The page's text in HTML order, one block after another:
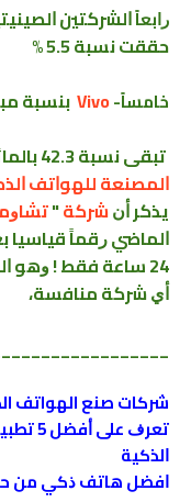
ﺭﺍﺑﻌﺎًﺍﻟﺸﺮﻛﺘﻴﻦ
ﺣﻘﻘﺖ ﻧﺴﺒﺔ 5.5 %
ﺧﺎﻣﺴﺎً-Vivoﺑﻨﺴﺒﺔ
ﺗﺒﻘﻰ ﻧﺴﺒﺔ 42.3 ﺑﺎﻟﻤﺎﺋﺔ ﺗﺘﻘﺎﺳﻤﻬﺎ ﺟﻞ
ﺍﻟﻤﺼﻨﻌﺔ ﻟﻠﻬﻮﺍﺗﻒ
ﻳﺬﻛﺮ ﺃﻥﺷﺮﻛﺔ"
24 ﺳﺎﻋﺔ ﻓﻘﻂ !
ﺃﻱ ﺷﺮﻛﺔ ﻣﻨﺎﻓﺴﺔ،
شركات صنع الهواتف
ﺗﻌﺮﻑ
ﺍﻟﺬﻛﻴﺔ
ﺍﻓﻀﻞ ﻫﺎﺗﻒ ﺫﻛﻲ ﻣﻦ